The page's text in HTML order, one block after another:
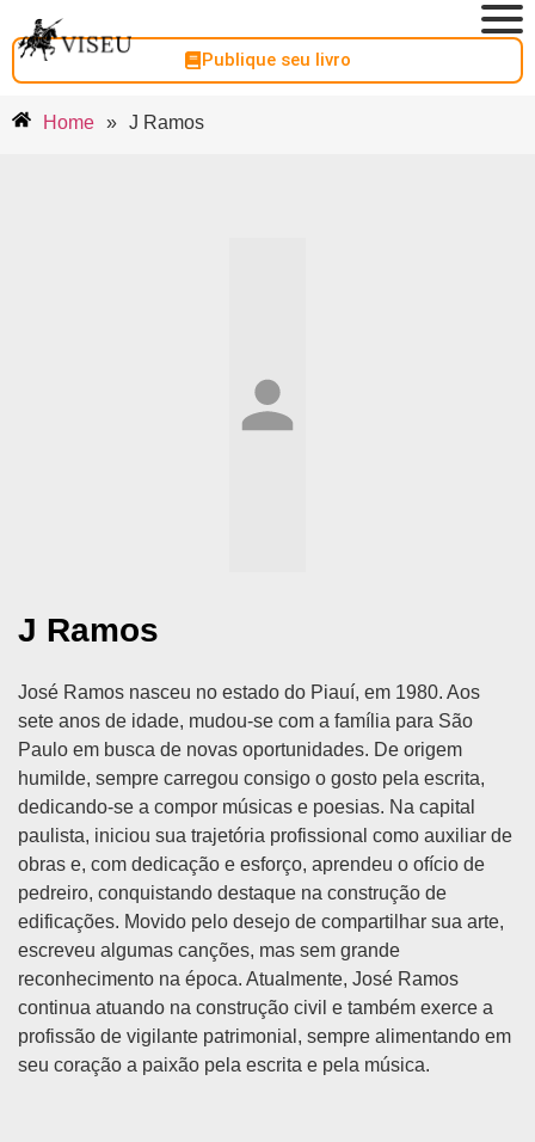
Publique seu livro
Home » J Ramos
J Ramos
José Ramos nasceu no estado do Piauí, em 1980. Aos
sete anos de idade, mudou-se com a família para São
Paulo em busca de novas oportunidades. De origem
humilde, sempre carregou consigo o gosto pela escrita,
dedicando-se a compor músicas e poesias. Na capital
paulista, iniciou sua trajetória profissional como auxiliar de
obras e, com dedicação e esforço, aprendeu o ofício de
pedreiro, conquistando destaque na construção de
edificações. Movido pelo desejo de compartilhar sua arte,
escreveu algumas canções, mas sem grande
reconhecimento na época. Atualmente, José Ramos
continua atuando na construção civil e também exerce a
profissão de vigilante patrimonial, sempre alimentando em
seu coração a paixão pela escrita e pela música.